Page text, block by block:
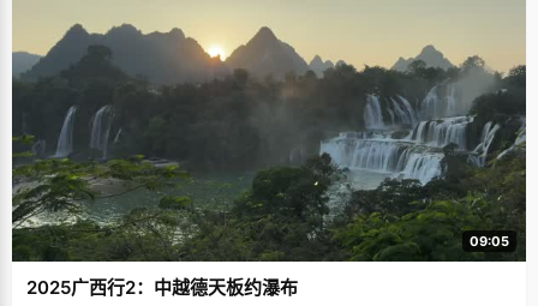
09:05
2025广西行2：中越德天板约瀑布